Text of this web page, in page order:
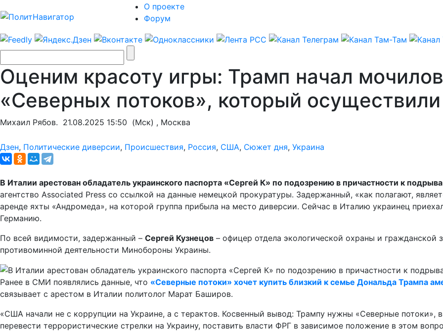
О проекте
Форум
Оценим красоту игры: Трамп начал
«Северных потоков», который
Михаил Рябов. 21.08.2025 15:50 (Мск) , Москва
Дзен, Политические диверсии, Происшествия, Россия, США, Сюжет дня, Украина
В Италии арестован обладатель украинского паспорта «Сергей К» по подозрению в причастности к
агентство Associated Press со ссылкой на данные немецкой прокуратуры. Задержанный, «как полагают,
аренде яхты «Андромеда», на которой группа прибыла на место диверсии. Сейчас в Италию украинец
Германию.
По всей видимости, задержанный – Сергей Кузнецов – офицер отдела экологической охраны и гражданской
противоминной деятельности Минобороны Украины.
Ранее в СМИ появлялись данные, что «Северные потоки» хочет купить близкий к семье Дональда Трампа
связывает с арестом в Италии политолог Марат Баширов.
«США начали не с коррупции на Украине, а с терактов. Косвенный вывод: Трампу нужны «Северные потоки»,
перевести террористические стрелки на Украину, поставить власти ФРГ в зависимое положение в этом